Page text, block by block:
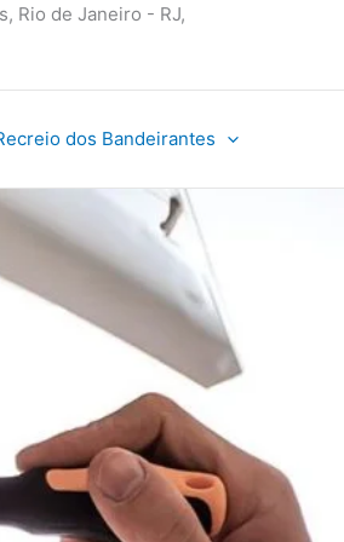
Rio de Janeiro - RJ,
dos Bandeirantes